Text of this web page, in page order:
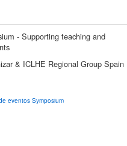
- Supporting teaching and
& ICLHE Regional Group Spain
eventos Symposium